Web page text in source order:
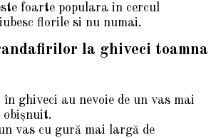
foarte populara in cercul
florile si nu numai.
la ghiveci toamna
ghiveci au nevoie de un vas mai
obișnuit.
vas cu gură mai largă de